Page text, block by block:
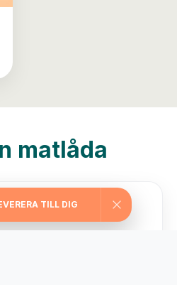
matlåda
extra stora portioner,
TILL DIG